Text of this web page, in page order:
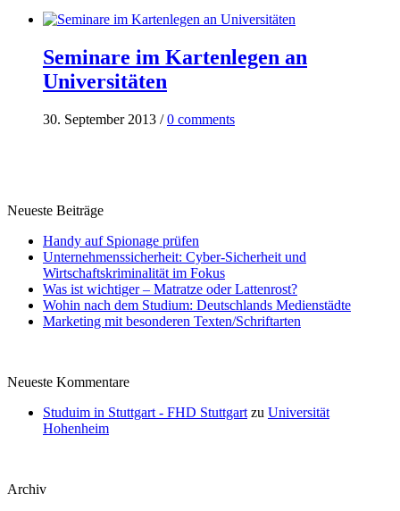
Seminare im Kartenlegen an
Universitäten
30. September 2013 /0 comments
Neueste Beiträge
Handy auf Spionage prüfen
Unternehmenssicherheit: Cyber-Sicherheit und
Wirtschaftskriminalität im Fokus
Was ist wichtiger – Matratze oder Lattenrost?
Wohin nach dem Studium: Deutschlands Medienstädte
Marketing mit besonderen Texten/Schriftarten
Neueste Kommentare
Studuim in Stuttgart - FHD Stuttgart zu Universität
Hohenheim
Archiv